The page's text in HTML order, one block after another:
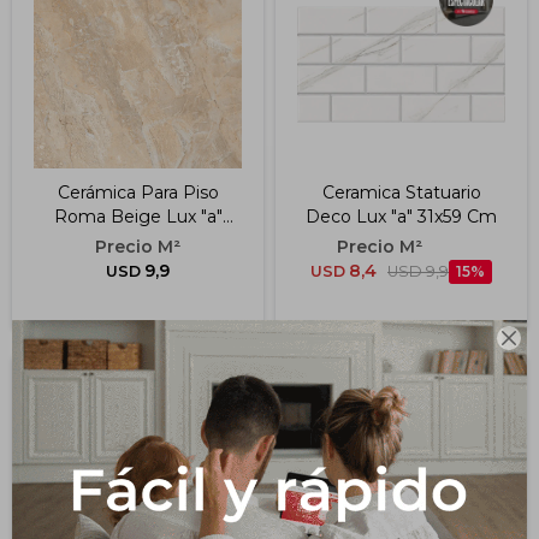

Cerámica Para Piso
Roma Beige Lux "a"
50x50 Cm
USD 9,9
Ceramica Statuario
Deco Lux "a" 31x59 Cm
USD 8,4 USD 9,9 15
Impermeabilizantes
Techos
Maderas